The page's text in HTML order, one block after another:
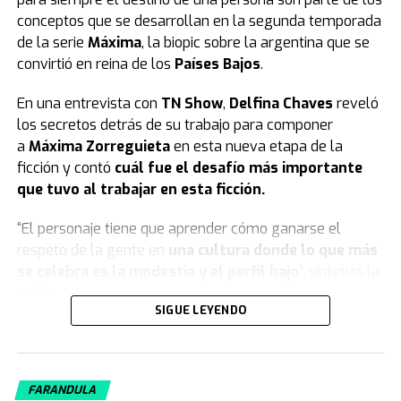
conceptos que se desarrollan en la segunda temporada
de la serie Máxima, la biopic sobre la argentina que se
convirtió en reina de los Países Bajos.
En una entrevista con TN Show, Delfina Chaves reveló
los secretos detrás de su trabajo para componer
a Máxima Zorreguietaen esta nueva etapa de la
ficción y contó cuál fue el desafío más importante
que tuvo al trabajar en esta ficción.
“El personaje tiene que aprender cómo ganarse el
respeto de la gente en una cultura donde lo que más
Qué es lo más difícil que Delfina Chaves
SIGUE LEYENDO
FARANDULA